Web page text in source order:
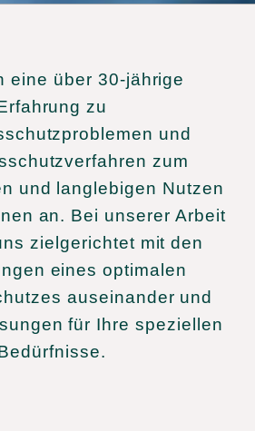
eine über 30-jährige
zu
und
zum
und langlebigen Nutzen
an. Bei unserer Arbeit
zielgerichtet mit den
eines optimalen
auseinander und
für Ihre speziellen